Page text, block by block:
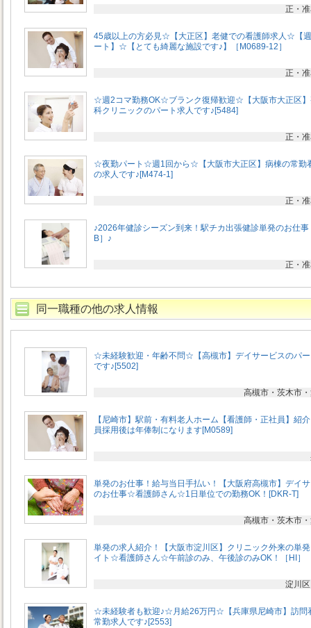
正・
45歳以上の方必見☆【大正区】老健での看護師求人☆【
ート】☆【とても綺麗な施設です♪】［M0689-12］
正・
☆週2コマ勤務OK☆ブランク復帰歓迎☆【大阪市大正区
科クリニックのパート求人です♪[5484]
正・
☆夜勤パート☆週1回から☆【大阪市大正区】病棟の常勤
の求人です♪[M474-1]
正・
♪2026年健診シーズン到来！駅チカ出張健診単発のお仕事
B］♪
正・
同一職種の他の求人情報
☆未経験歓迎・年齢不問☆【高槻市】デイサービスのパ
です♪[5502]
高槻市・茨木市
【尼崎市】駅前・有料老人ホーム【看護師・正社員】紹
員採用後は年俸制になります[M0589]
単発のお仕事！給与当日手払い！【大阪府高槻市】デイ
のお仕事☆看護師さん☆1日単位での勤務OK！[DKR-T]
高槻市・茨木市
単発の求人紹介！【大阪市淀川区】クリニック外来の単
イト☆看護師さん☆午前診のみ、午後診のみOK！［HI］
淀川
☆未経験者も歓迎♪☆月給26万円☆【兵庫県尼崎市】訪問
常勤求人です♪[2553]